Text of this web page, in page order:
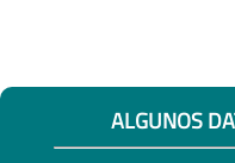
ALGUNOS